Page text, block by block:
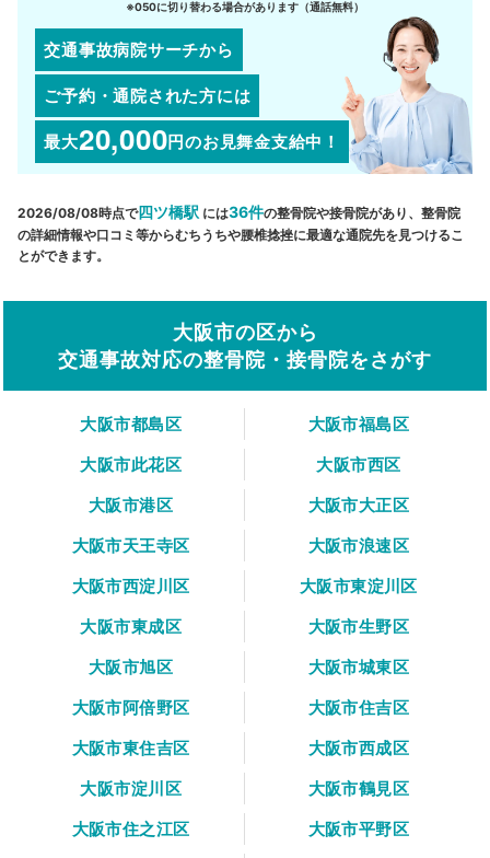
※050に切り替わる場合があります（通話無料）
交通事故病院サーチから
ご予約・通院された方には
最大20,000円のお見舞金支給中！
2026/08/08時点で四ツ橋駅 には36件の整骨院や接骨院があり、整骨院
の詳細情報や口コミ等からむちうちや腰椎捻挫に最適な通院先を見つけるこ
とができます。
大阪市の区から
交通事故対応の整骨院・接骨院をさがす
大阪市都島区
大阪市福島区
大阪市此花区
大阪市西区
大阪市港区
大阪市大正区
大阪市天王寺区
大阪市浪速区
大阪市西淀川区
大阪市東淀川区
大阪市東成区
大阪市生野区
大阪市旭区
大阪市城東区
大阪市阿倍野区
大阪市住吉区
大阪市東住吉区
大阪市西成区
大阪市淀川区
大阪市鶴見区
大阪市住之江区
大阪市平野区